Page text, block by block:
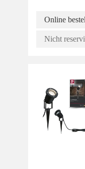
Online
Nicht